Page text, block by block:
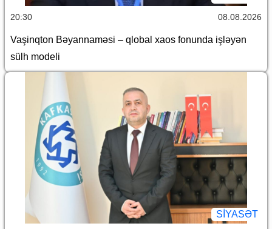
20:30 08.08.2026
Vaşinqton Bəyannaməsi – qlobal xaos fonunda işləyən
sülh modeli
SİYASƏT